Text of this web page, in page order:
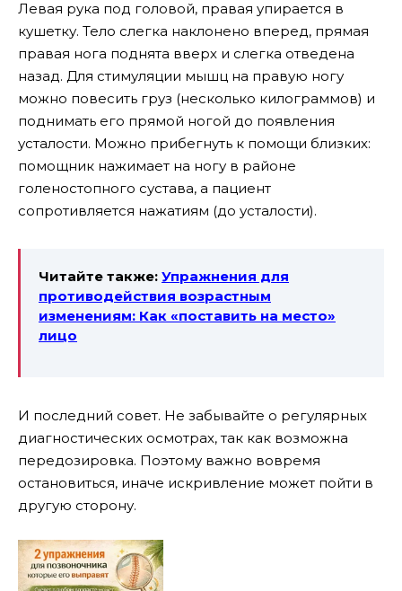
Левая рука под головой, правая упирается в
кушетку. Тело слегка наклонено вперед, прямая
правая нога поднята вверх и слегка отведена
назад. Для стимуляции мышц на правую ногу
можно повесить груз (несколько килограммов) и
поднимать его прямой ногой до появления
усталости. Можно прибегнуть к помощи близких:
помощник нажимает на ногу в районе
голеностопного сустава, а пациент
сопротивляется нажатиям (до усталости).
Читайте также: Упражнения для
противодействия возрастным
изменениям: Как «поставить на место»
лицо
И последний совет. Не забывайте о регулярных
диагностических осмотрах, так как возможна
передозировка. Поэтому важно вовремя
остановиться, иначе искривление может пойти в
другую сторону.